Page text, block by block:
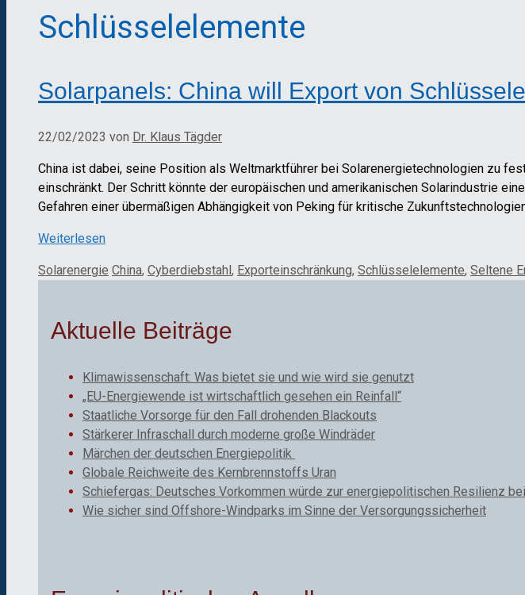
Schlüsselelemente
Solarpanels: China will Export von
22/02/2023 von Dr. Klaus Tägder
China ist dabei, seine Position als Weltmarktführer bei Solarenergietechnologien zu
einschränkt. Der Schritt könnte der europäischen und amerikanischen Solarindustrie
Gefahren einer übermäßigen Abhängigkeit von Peking für kritische
Weiterlesen
Kategorien
Solarenergie Schlagwörter
China, Cyberdiebstahl , Exporteinschränkung, Schlüsselelemente, Seltene
Aktuelle Beiträge
Klimawissenschaft: Was bietet sie und wie wird sie genutzt
„EU-Energiewende ist wirtschaftlich gesehen ein Reinfall“
Staatliche Vorsorge für den Fall drohenden Blackouts
Stärkerer Infraschall durch moderne große Windräder
Märchen der deutschen Energiepolitik
Globale Reichweite des Kernbrennstoffs Uran
Schiefergas: Deutsches Vorkommen würde zur energiepolitischen Resilienz
Wie sicher sind Offshore-Windparks im Sinne der Versorgungssicherheit